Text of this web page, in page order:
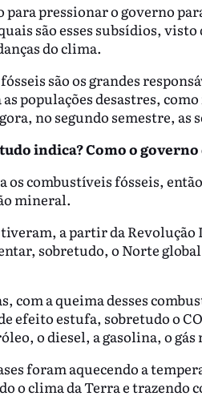
para pressionar o governo
são esses subsídios,
do clima.
são os grandes
populações desastres,
no segundo semestre, as
indica? Como o
os combustíveis fósseis,
mineral.
a partir da
sobretudo, o Norte
com a queima desses
efeito estufa, sobretudo o
o diesel, a gasolina, o
foram aquecendo a
o clima da Terra e trazendo